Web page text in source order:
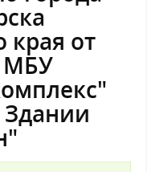
края от
МБУ